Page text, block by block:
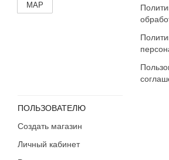
MAP
ПОЛЬЗОВАТЕЛЮ
Создать магазин
Личный кабинет